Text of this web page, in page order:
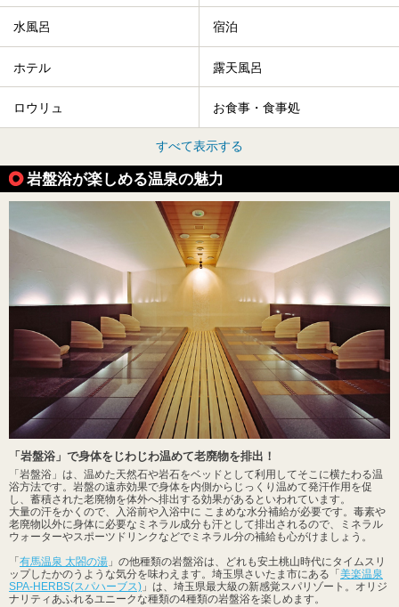
水風呂 宿泊
ホテル 露天風呂
ロウリュ お食事・食事処
すべて表示する
岩盤浴が楽しめる温泉の魅力
「岩盤浴」で身体をじわじわ温めて老廃物を排出！
「岩盤浴」は、温めた天然石や岩石をベッドとして利用してそこに横たわる温
浴方法です。岩盤の遠赤効果で身体を内側からじっくり温めて発汗作用を促
し、蓄積された老廃物を体外へ排出する効果があるといわれています。
大量の汗をかくので、入浴前や入浴中に こまめな水分補給が必要です。毒素や
老廃物以外に身体に必要なミネラル成分も汗として排出されるので、ミネラル
ウォーターやスポーツドリンクなどでミネラル分の補給も心がけましょう。
「 有馬温泉 太閤の湯 」の他種類の岩盤浴は、どれも安土桃山時代にタイムスリ
ップしたかのうような気分を味わえます。埼玉県さいたま市にある「 美楽温泉
SPA-HERBS(スパハーブス) 」は、埼玉県最大級の新感覚スパリゾート。オリジ
ナリティあふれるユニークな種類の4種類の岩盤浴を楽しめます。